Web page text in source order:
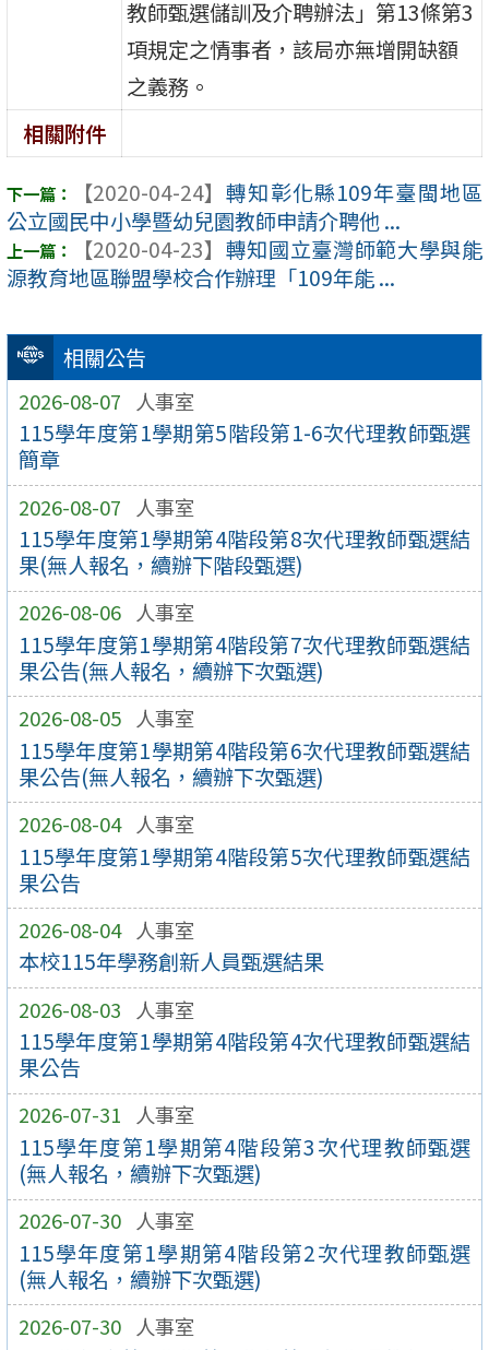
相關公告
2026-08-07 人事室
115學年度第1學期第5階段第1-6次代理教師甄選
簡章
2026-08-07 人事室
115學年度第1學期第4階段第8次代理教師甄選結
果(無人報名，續辦下階段甄選)
2026-08-06 人事室
115學年度第1學期第4階段第7次代理教師甄選結
果公告(無人報名，續辦下次甄選)
2026-08-05 人事室
115學年度第1學期第4階段第6次代理教師甄選結
果公告(無人報名，續辦下次甄選)
2026-08-04 人事室
115學年度第1學期第4階段第5次代理教師甄選結
果公告
2026-08-04 人事室
本校115年學務創新人員甄選結果
2026-08-03 人事室
115學年度第1學期第4階段第4次代理教師甄選結
果公告
2026-07-31 人事室
115學年度第1學期第4階段第3次代理教師甄選
(無人報名，續辦下次甄選)
2026-07-30 人事室
115學年度第1學期第4階段第2次代理教師甄選
(無人報名，續辦下次甄選)
2026-07-30 人事室
教師甄選儲訓及介聘辦法」第13條第3
項規定之情事者，該局亦無增開缺額
之義務。
相關附件
【2020-04-24】 轉知彰化縣109年臺閩地區
公立國民中小學暨幼兒園教師申請介聘他 ...
【2020-04-23】 轉知國立臺灣師範大學與能
源教育地區聯盟學校合作辦理「109年能 ...